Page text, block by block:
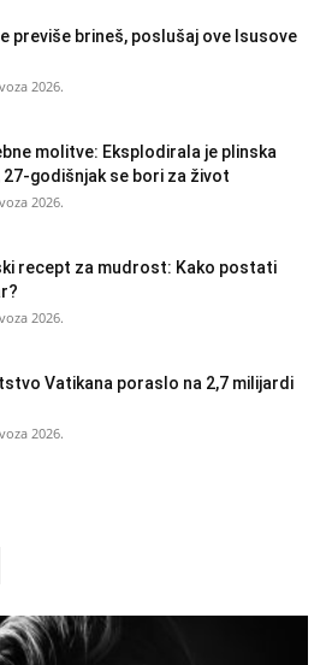
previše brineš, poslušaj ove Isusove
2026.
molitve: Eksplodirala je plinska
27-godišnjak se bori za život
2026.
recept za mudrost: Kako postati
2026.
Vatikana poraslo na 2,7 milijardi
2026.